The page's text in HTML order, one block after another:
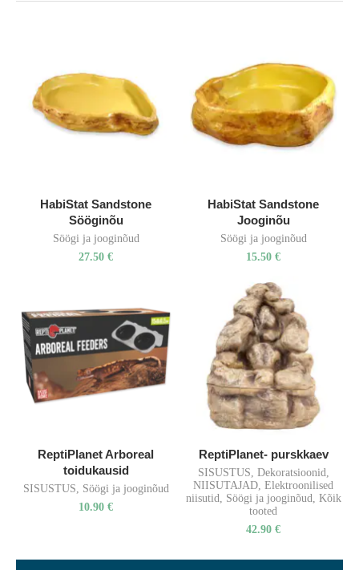
HabiStat Sandstone
Sööginõu
Söögi ja jooginõud
27.50 €
HabiStat Sandstone
Jooginõu
Söögi ja jooginõud
15.50 €
ReptiPlanet Arboreal
toidukausid
SISUSTUS
Söögi ja jooginõud
10.90 €
ReptiPlanet- purskkaev
SISUSTUS Dekoratsioonid
NIISUTAJAD Elektroonilised
niisutid
Söögi ja jooginõud Kõik
tooted
42.90 €